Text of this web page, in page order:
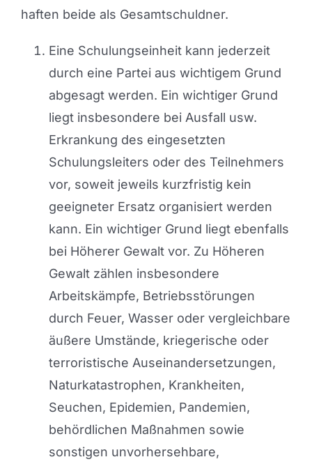
haften beide als Gesamtschuldner.
Eine Schulungseinheit kann jederzeit
durch eine Partei aus wichtigem Grund
abgesagt werden. Ein wichtiger Grund
liegt insbesondere bei Ausfall usw.
Erkrankung des eingesetzten
Schulungsleiters oder des Teilnehmers
vor, soweit jeweils kurzfristig kein
geeigneter Ersatz organisiert werden
kann. Ein wichtiger Grund liegt ebenfalls
bei Höherer Gewalt vor. Zu Höheren
Gewalt zählen insbesondere
Arbeitskämpfe, Betriebsstörungen
durch Feuer, Wasser oder vergleichbare
äußere Umstände, kriegerische oder
terroristische Auseinandersetzungen,
Naturkatastrophen, Krankheiten,
Seuchen, Epidemien, Pandemien,
behördlichen Maßnahmen sowie
sonstigen unvorhersehbare,